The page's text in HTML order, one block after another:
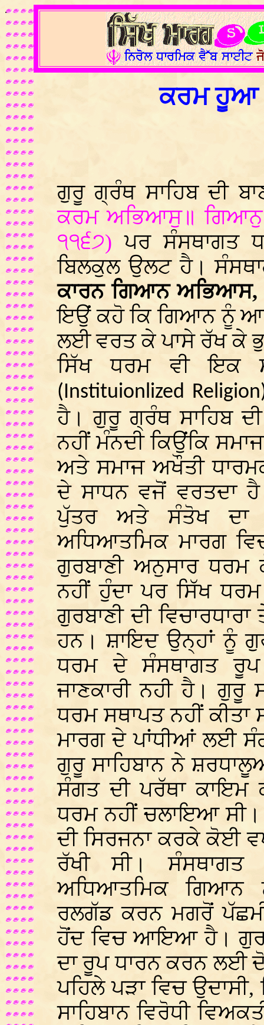
.
ਕਰਮ ਹੂਆ
ਗੁਰੂ ਗ੍ਰੰਥ ਸਾਹਿਬ ਦੀ
ਕਰਮ ਅਭਿਆਸੁ॥
੧੧੬੭) ਪਰ ਸੰਸਥਾਗਤ
ਬਿਲਕੁਲ ਉਲਟ ਹੈ।
ਕਾਰਨ ਗਿਆਨ
ਇਉਂ ਕਹੋ ਕਿ ਗਿਆਨ ਨੂੰ
ਲਈ ਵਰਤ ਕੇ ਪਾਸੇ ਰੱਖ ਕੇ
ਸਿੱਖ ਧਰਮ ਵੀ ਇਕ
(Instituionlized
ਹੈ। ਗੁਰੂ ਗ੍ਰੰਥ ਸਾਹਿਬ
ਨਹੀਂ ਮੰਨਦੀ ਕਿਉਂਕਿ
ਅਤੇ ਸਮਾਜ ਅਖੌਤੀ
ਦੇ ਸਾਧਨ ਵਜੋਂ ਵਰਤਦਾ
ਪੁੱਤਰ ਅਤੇ ਸੰਤੋਖ ਦਾ
ਅਧਿਆਤਮਿਕ ਮਾਰਗ
ਗੁਰਬਾਣੀ ਅਨੁਸਾਰ
ਨਹੀਂ ਹੁੰਦਾ ਪਰ ਸਿੱਖ
ਗੁਰਬਾਣੀ ਦੀ
ਹਨ। ਸ਼ਾਇਦ ਉਨ੍ਹਾਂ ਨੂੰ
ਧਰਮ ਦੇ ਸੰਸਥਾਗਤ
ਜਾਣਕਾਰੀ ਨਹੀ ਹੈ। ਗੁਰੂ
ਧਰਮ ਸਥਾਪਤ ਨਹੀਂ
ਮਾਰਗ ਦੇ ਪਾਂਧੀਆਂ ਲਈ
ਗੁਰੂ ਸਾਹਿਬਾਨ ਨੇ
ਸੰਗਤ ਦੀ ਪਰੱਥਾ ਕਾਇਮ
ਧਰਮ ਨਹੀਂ ਚਲਾਇਆ ਸੀ।
ਦੀ ਸਿਰਜਨਾ ਕਰਕੇ ਕੋਈ
ਰੱਖੀ ਸੀ।
ਅਧਿਆਤਮਿਕ ਗਿਆਨ ਨੂੰ
ਰਲਗੱਡ ਕਰਨ ਮਗਰੋਂ
ਹੋਂਦ ਵਿਚ ਆਇਆ ਹੈ।
ਦਾ ਰੂਪ ਧਾਰਨ ਕਰਨ ਲਈ
ਪਹਿਲੇ ਪੜਾ ਵਿਚ
ਸਾਹਿਬਾਨ ਵਿਰੋਧੀ